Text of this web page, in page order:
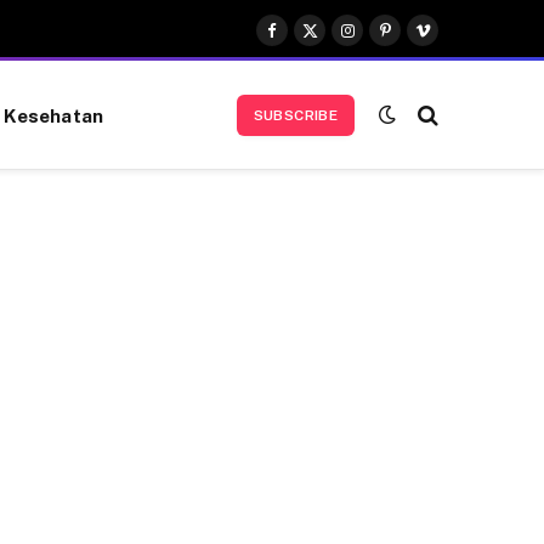
Facebook
X
(Twitter)
Instagram
Pinterest
Vimeo
Kesehatan SUBSCRIBE